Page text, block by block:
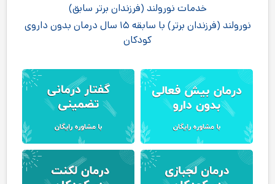
خدمات نورولند (فرزندان برتر سابق)
نورولند (فرزندان برتر) با سابقه ۱۵ سال درمان بدون داروی
کودکان